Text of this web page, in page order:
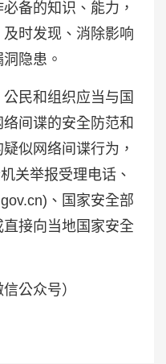
备的知识、能力，
时发现、消除影响
隐患。
民和组织应当与国
间谍的安全防范和
似网络间谍行为，
关举报受理电话、
、国家安全部
接向当地国家安全
公众号）